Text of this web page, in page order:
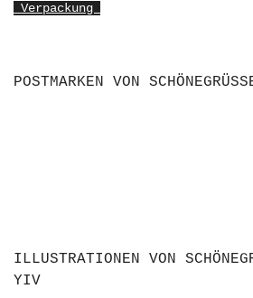
Verpackung
POSTMARKEN VON
ILLUSTRATIONEN VON
YIV